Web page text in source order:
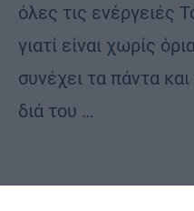
όλες τις ενέργειές
γιατί είναι χωρίς
συνέχει τα πάντα
διά του …